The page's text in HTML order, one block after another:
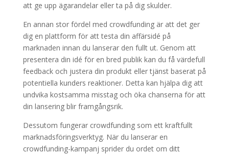
att ge upp ägarandelar eller ta på dig skulder.
En annan stor fördel med crowdfunding är att det ger
dig en plattform för att testa din affärsidé på
marknaden innan du lanserar den fullt ut. Genom att
presentera din idé för en bred publik kan du få värdefull
feedback och justera din produkt eller tjänst baserat på
potentiella kunders reaktioner. Detta kan hjälpa dig att
undvika kostsamma misstag och öka chanserna för att
din lansering blir framgångsrik.
Dessutom fungerar crowdfunding som ett kraftfullt
marknadsföringsverktyg. När du lanserar en
crowdfunding-kampanj sprider du ordet om ditt